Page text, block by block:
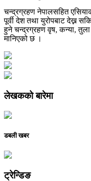
चन्द्रग्रहण नेपालसहित
पूर्वी देश तथा युरोपबाट देख्न
हुने चन्द्रग्रहण वृष, कन्या, तुला
मानिएको छ ।
लेखकको बारेमा
डबली खबर
ट्रेन्डिङ